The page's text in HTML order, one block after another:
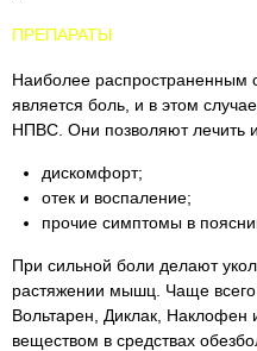
ПРЕПАРАТЫ
Наиболее
является боль, и в этом
НПВС. Они позволяют лечить и
дискомфорт;
отек и воспаление;
прочие симптомы в
При сильной боли делают
растяжении мышц. Чаще
Вольтарен, Диклак,
веществом в средствах